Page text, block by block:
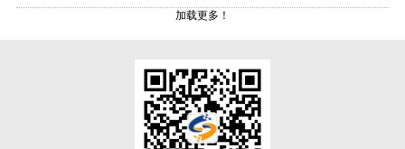
加载更多！